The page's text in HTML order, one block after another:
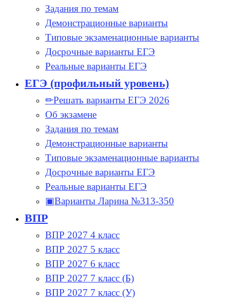
Задания по темам
Демонстрационные варианты
Типовые экзаменационные варианты
Досрочные варианты ЕГЭ
Реальные варианты ЕГЭ
ЕГЭ (профильный уровень)
✏Решать варианты ЕГЭ 2026
Об экзамене
Задания по темам
Демонстрационные варианты
Типовые экзаменационные варианты
Досрочные варианты ЕГЭ
Реальные варианты ЕГЭ
▣Варианты Ларина №313-350
ВПР
ВПР 2027 4 класс
ВПР 2027 5 класс
ВПР 2027 6 класс
ВПР 2027 7 класс (Б)
ВПР 2027 7 класс (У)